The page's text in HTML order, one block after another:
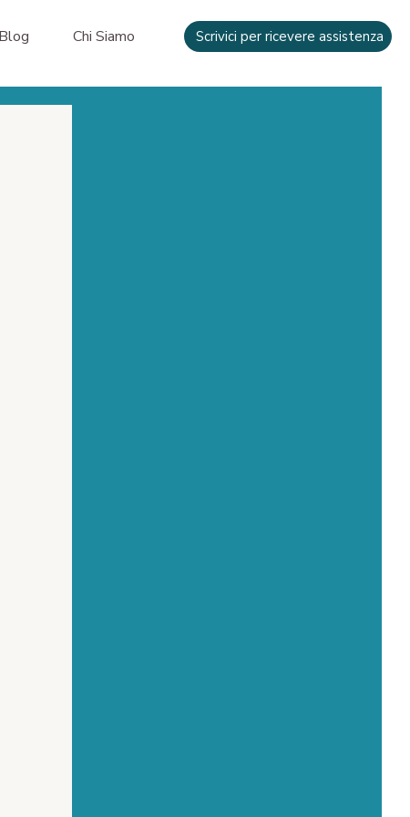
Blog Chi Siamo Scrivici per ricevere assistenza